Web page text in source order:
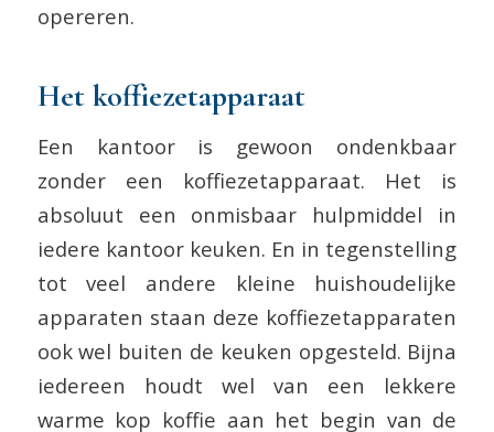
opereren.
Het koffiezetapparaat
Een kantoor is gewoon ondenkbaar
zonder een koffiezetapparaat. Het is
absoluut een onmisbaar hulpmiddel in
iedere kantoor keuken. En in tegenstelling
tot veel andere kleine huishoudelijke
apparaten staan deze koffiezetapparaten
ook wel buiten de keuken opgesteld. Bijna
iedereen houdt wel van een lekkere
warme kop koffie aan het begin van de